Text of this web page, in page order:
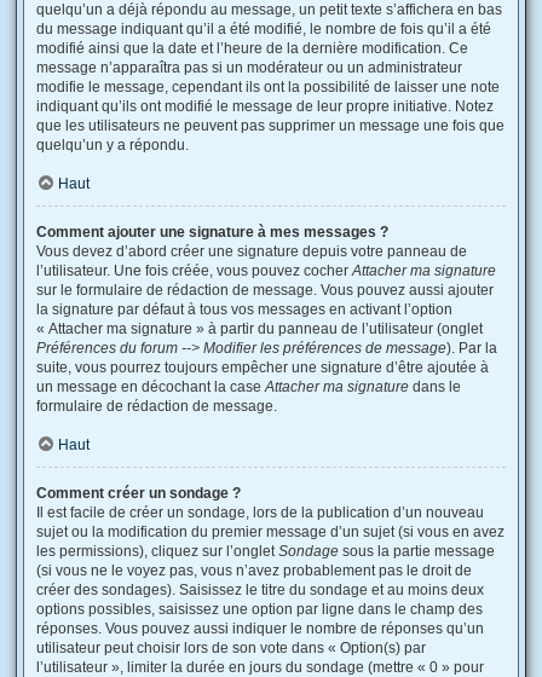
quelqu’un a déjà répondu au message, un petit texte s’affichera en bas
du message indiquant qu’il a été modifié, le nombre de fois qu’il a été
modifié ainsi que la date et l’heure de la dernière modification. Ce
message n’apparaîtra pas si un modérateur ou un administrateur
modifie le message, cependant ils ont la possibilité de laisser une note
indiquant qu’ils ont modifié le message de leur propre initiative. Notez
que les utilisateurs ne peuvent pas supprimer un message une fois que
quelqu’un y a répondu.
Haut
Comment ajouter une signature à mes messages ?
Vous devez d’abord créer une signature depuis votre panneau de
l’utilisateur. Une fois créée, vous pouvez cocherAttacher ma signature
sur le formulaire de rédaction de message. Vous pouvez aussi ajouter
la signature par défaut à tous vos messages en activant l’option
« Attacher ma signature » à partir du panneau de l’utilisateur (onglet
Préférences du forum --> Modifier les préférences de message). Par la
suite, vous pourrez toujours empêcher une signature d’être ajoutée à
un message en décochant la caseAttacher ma signature dans le
formulaire de rédaction de message.
Haut
Comment créer un sondage ?
Il est facile de créer un sondage, lors de la publication d’un nouveau
sujet ou la modification du premier message d’un sujet (si vous en avez
les permissions), cliquez sur l’ongletSondage sous la partie message
(si vous ne le voyez pas, vous n’avez probablement pas le droit de
créer des sondages). Saisissez le titre du sondage et au moins deux
options possibles, saisissez une option par ligne dans le champ des
réponses. Vous pouvez aussi indiquer le nombre de réponses qu’un
utilisateur peut choisir lors de son vote dans « Option(s) par
l’utilisateur », limiter la durée en jours du sondage (mettre « 0 » pour